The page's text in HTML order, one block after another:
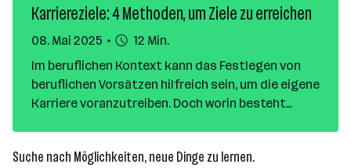
Karriereziele: 4 Methoden, um Ziele zu erreichen
08. Mai 2025
12 Min.
Im beruflichen Kontext kann das Festlegen von
beruflichen Vorsätzen hilfreich sein, um die eigene
Karriere voranzutreiben. Doch worin besteht
berufliche Ziele definieren, die nicht nur
Suche nach Möglichkeiten, neue Dinge zu lernen.